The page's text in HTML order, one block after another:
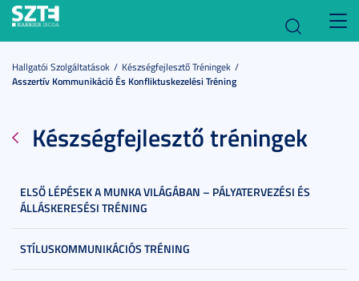
Hallgatói Szolgáltatások
Készségfejlesztő Tréningek
Asszertív Kommunikáció És Konfliktuskezelési Tréning
Készségfejlesztő tréningek
ELSŐ LÉPÉSEK A MUNKA VILÁGÁBAN – PÁLYATERVEZÉSI ÉS
ÁLLÁSKERESÉSI TRÉNING
STÍLUSKOMMUNIKÁCIÓS TRÉNING